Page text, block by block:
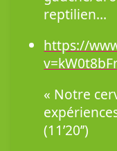
reptilien…
https://
« Notre
(11’20’’)